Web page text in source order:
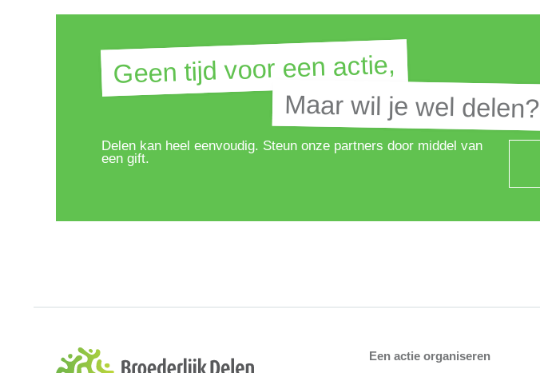
Geen tijd voor een actie,
Geen tijd voor een actie,
Maar wil je wel delen?
Maar wil je wel delen?
Delen kan heel eenvoudig. Steun onze partners door middel van
een gift.
Een actie organiseren